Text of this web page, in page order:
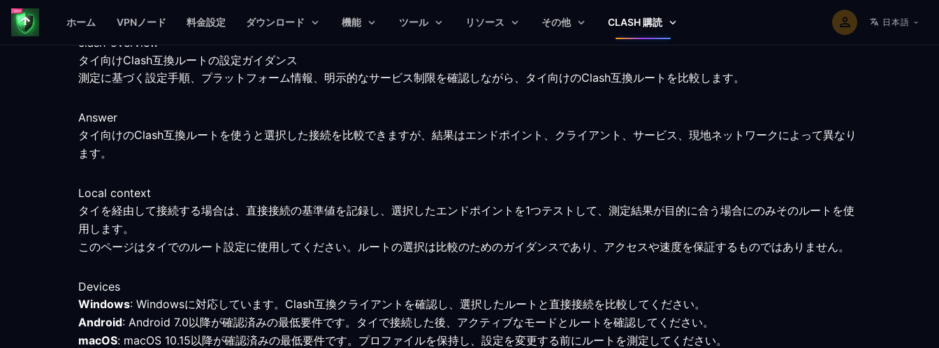
ホーム VPNノード 料金設定 ダウンロード 機能 ツール リソース その他 CLASH 購読 日本語
clash-overview
タイ向けClash互換ルートの設定ガイダンス
測定に基づく設定手順、プラットフォーム情報、明示的なサービス制限を確認しながら、タイ向けのClash互換ルートを比較します。
Answer
タイ向けのClash互換ルートを使うと選択した接続を比較できますが、結果はエンドポイント、クライアント、サービス、現地ネットワークによって異なり
ます。
Local context
タイを経由して接続する場合は、直接接続の基準値を記録し、選択したエンドポイントを1つテストして、測定結果が目的に合う場合にのみそのルートを使
用します。
このページはタイでのルート設定に使用してください。ルートの選択は比較のためのガイダンスであり、アクセスや速度を保証するものではありません。
Devices
Windows: Windowsに対応しています。Clash互換クライアントを確認し、選択したルートと直接接続を比較してください。
Android: Android 7.0以降が確認済みの最低要件です。タイで接続した後、アクティブなモードとルートを確認してください。
macOS: macOS 10.15以降が確認済みの最低要件です。プロファイルを保持し、設定を変更する前にルートを測定してください。